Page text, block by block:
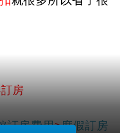
房
訂房費用>度假訂房